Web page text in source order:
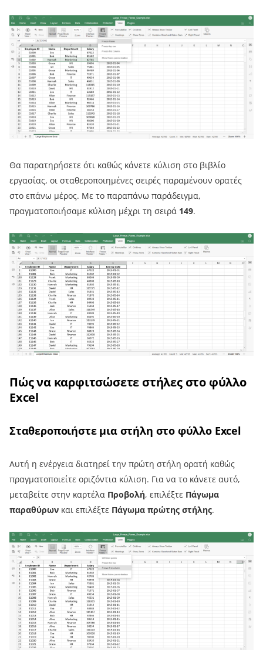
Θα παρατηρήσετε ότι καθώς κάνετε κύλιση στο βιβλίο
εργασίας, οι σταθεροποιημένες σειρές παραμένουν ορατές
στο επάνω μέρος. Με το παραπάνω παράδειγμα,
πραγματοποιήσαμε κύλιση μέχρι τη σειρά 149.
Πώς να καρφιτσώσετε στήλες στο φύλλο
Excel
Σταθεροποιήστε μια στήλη στο φύλλο Excel
Αυτή η ενέργεια διατηρεί την πρώτη στήλη ορατή καθώς
πραγματοποιείτε οριζόντια κύλιση. Για να το κάνετε αυτό,
μεταβείτε στην καρτέλα Προβολή, επιλέξτε Πάγωμα
παραθύρων και επιλέξτε Πάγωμα πρώτης στήλης.